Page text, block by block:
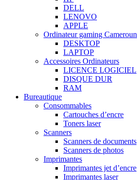
DELL
LENOVO
APPLE
Ordinateur gaming Cameroun
DESKTOP
LAPTOP
Accessoires Ordinateurs
LICENCE LOGICIEL
DISQUE DUR
RAM
Bureautique
Consommables
Cartouches d’encre
Toners laser
Scanners
Scanners de documents
Scanners de photos
Imprimantes
Imprimantes jet d’encre
Imprimantes laser